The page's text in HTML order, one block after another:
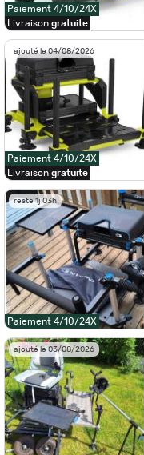
Paiement 4/10/24X
Livraison gratuite
ajouté le 04/08/2026
Paiement 4/10/24X
Livraison gratuite
reste 1j 03h
Paiement 4/10/24X
ajouté le 03/08/2026